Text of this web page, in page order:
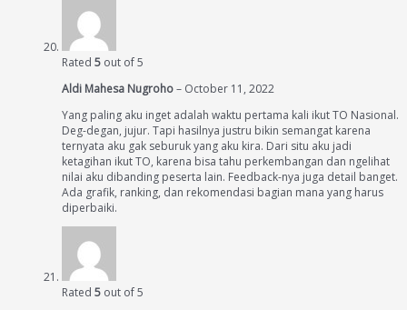
Rated 5 out of 5
Aldi Mahesa Nugroho– October 11, 2022
Yang paling aku inget adalah waktu pertama kali ikut TO Nasional.
Deg-degan, jujur. Tapi hasilnya justru bikin semangat karena
ternyata aku gak seburuk yang aku kira. Dari situ aku jadi
ketagihan ikut TO, karena bisa tahu perkembangan dan ngelihat
nilai aku dibanding peserta lain. Feedback-nya juga detail banget.
Ada grafik, ranking, dan rekomendasi bagian mana yang harus
diperbaiki.
Rated 5 out of 5